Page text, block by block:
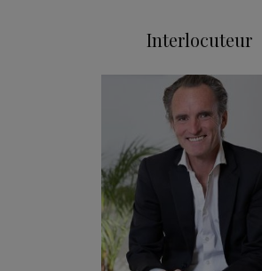
Interlocuteur